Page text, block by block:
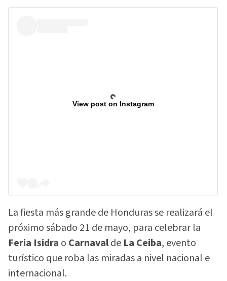
View post on Instagram
La fiesta más grande de Honduras se realizará el
próximo sábado 21 de mayo, para celebrar la
Feria Isidra o Carnavalde La Ceiba, evento
turístico que roba las miradas a nivel nacional e
internacional.